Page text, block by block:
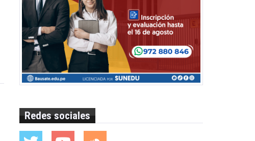
Redes sociales